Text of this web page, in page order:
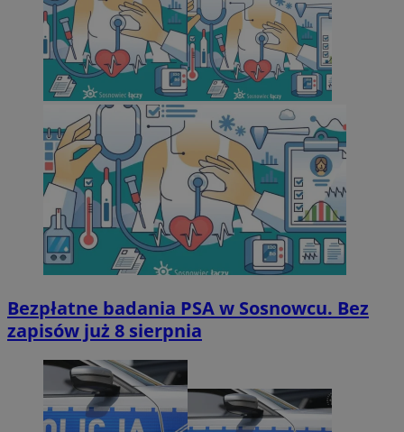
Bezpłatne badania PSA w Sosnowcu. Bez
zapisów już 8 sierpnia